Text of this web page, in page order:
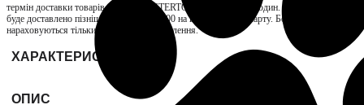
термін доставки товарів продавця INTERTOP складає до 48 годин. Якщо замовлення
буде доставлено пізніше, нарахуємо ₴200 на вашу бонусну карту. Бонуси
нараховуються тільки за отримані замовлення.
ХАРАКТЕРИСТИКИ
ОПИС